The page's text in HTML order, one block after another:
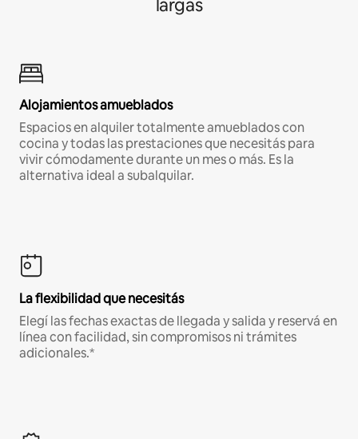
largas
Alojamientos amueblados
Espacios en alquiler totalmente amueblados con
cocina y todas las prestaciones que necesitás para
vivir cómodamente durante un mes o más. Es la
alternativa ideal a subalquilar.
La flexibilidad que necesitás
Elegí las fechas exactas de llegada y salida y reservá en
línea con facilidad, sin compromisos ni trámites
adicionales.*